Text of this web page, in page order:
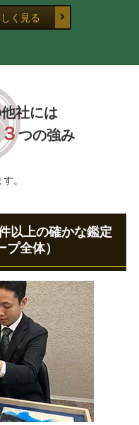
く見る
社には
３つの強み
。
以上の確かな鑑定
全体）